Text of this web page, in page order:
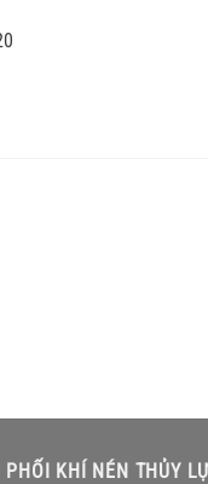
KHÍ NÉN THỦY